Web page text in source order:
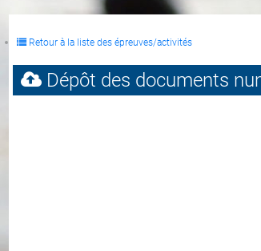
Retour à la liste des épreuves/activités
Dépôt des documents